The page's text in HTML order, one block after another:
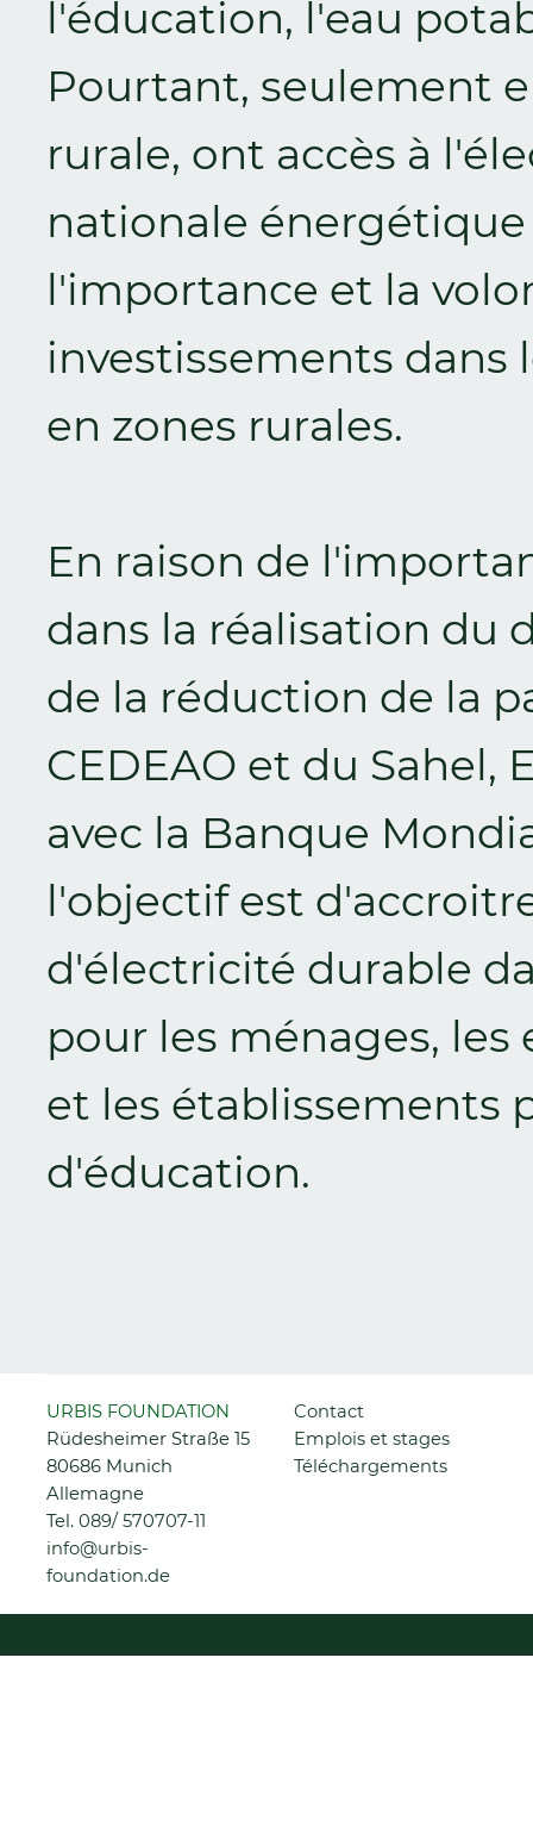
l'éducation, l'eau
Pourtant, seulement
rurale, ont accès à
nationale énergétique
l'importance et la
investissements dans
en zones rurales.
En raison de
dans la réalisation du
de la réduction de la
CEDEAO et du Sahel,
avec la Banque
l'objectif est
d'électricité durable
pour les ménages,
et les établissements
d'éducation.
URBIS FOUNDATION
Rüdesheimer Straße 15
80686 Munich
Allemagne
Tel.089/ 570707-11
info@urbis-
foundation.de
Aller
au
contenu
Contact
Emplois et stages
Téléchargements